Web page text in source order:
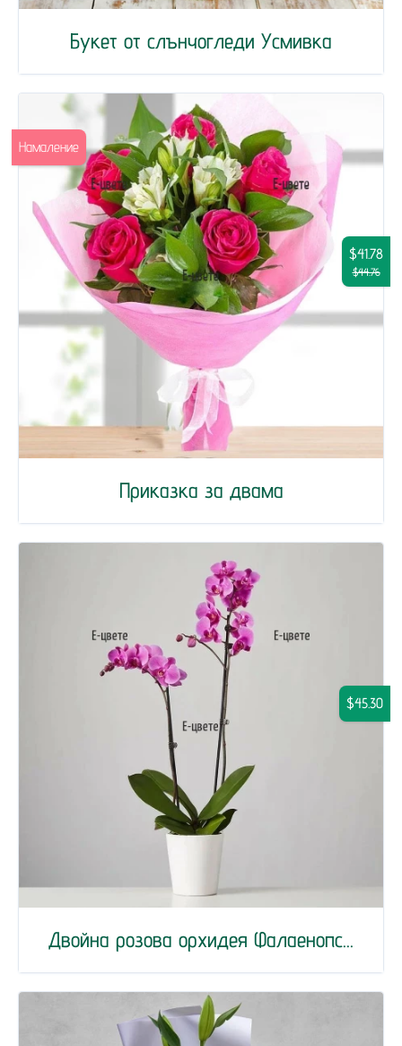
Букет от слънчогледи Усмивка
Приказка за двама
$41.78
$44.76
Намаление
Двойна розова орхидея Фалаенопс...
$45.30